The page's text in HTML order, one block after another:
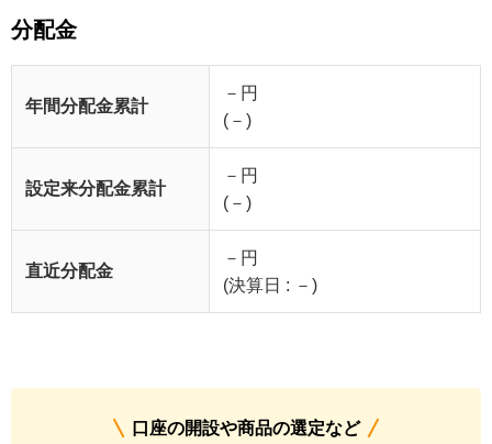
分配金
年間分配金累計
－円
(－)
設定来分配金累計
－円
(－)
直近分配金
－円
(決算日 : －)
口座の開設や商品の選定など